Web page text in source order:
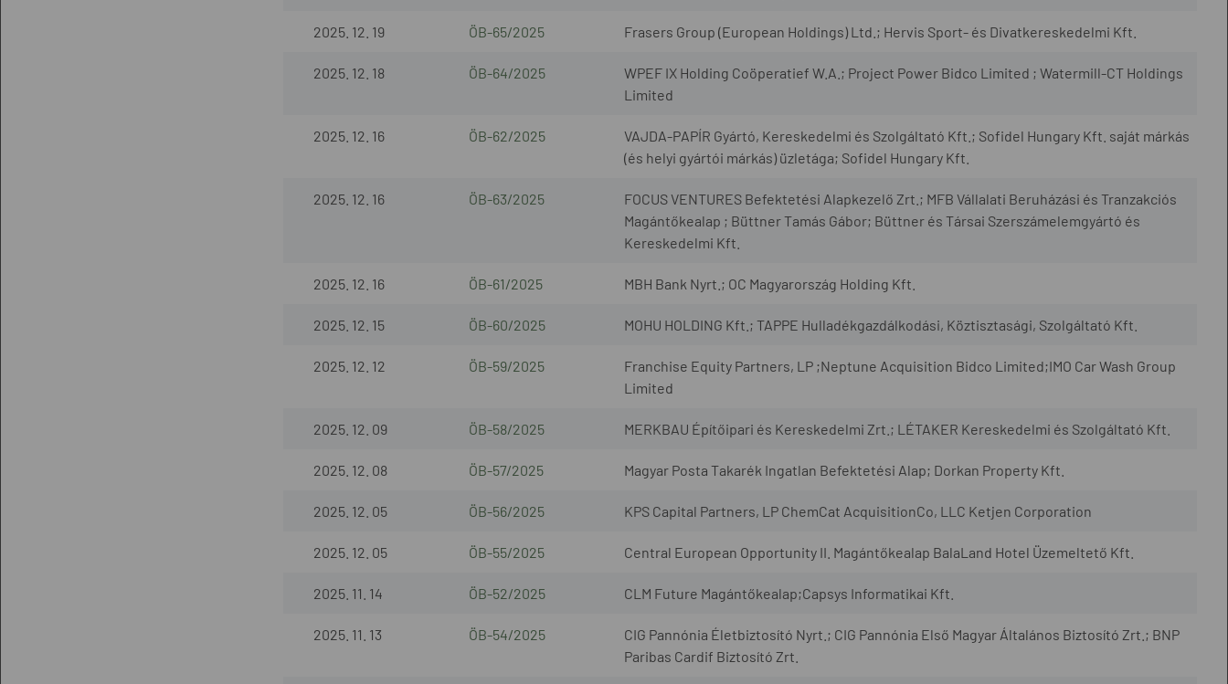
2025. 12. 19 ÖB-65/2025 Frasers Group (European Holdings) Ltd.; Hervis Sport- és Divatkereskedelmi Kft.
2025. 12. 18 ÖB-64/2025
WPEF IX Holding Coöperatief W.A.; Project Power Bidco Limited ; Watermill-CT Holdings
Limited
2025. 12. 16 ÖB-62/2025
VAJDA-PAPÍR Gyártó, Kereskedelmi és Szolgáltató Kft.; Sofidel Hungary Kft. saját márkás
(és helyi gyártói márkás) üzletága; Sofidel Hungary Kft.
2025. 12. 16 ÖB-63/2025
FOCUS VENTURES Befektetési Alapkezelő Zrt.; MFB Vállalati Beruházási és Tranzakciós
Magántőkealap ; Büttner Tamás Gábor; Büttner és Társai Szerszámelemgyártó és
Kereskedelmi Kft.
2025. 12. 16 ÖB-61/2025 MBH Bank Nyrt.; OC Magyarország Holding Kft.
2025. 12. 15 ÖB-60/2025 MOHU HOLDING Kft.; TAPPE Hulladékgazdálkodási, Köztisztasági, Szolgáltató Kft.
2025. 12. 12 ÖB-59/2025
Franchise Equity Partners, LP ;Neptune Acquisition Bidco Limited;IMO Car Wash Group
Limited
2025. 12. 09 ÖB-58/2025 MERKBAU Építőipari és Kereskedelmi Zrt.; LÉTAKER Kereskedelmi és Szolgáltató Kft.
2025. 12. 08 ÖB-57/2025 Magyar Posta Takarék Ingatlan Befektetési Alap; Dorkan Property Kft.
2025. 12. 05 ÖB-56/2025 KPS Capital Partners, LP ChemCat AcquisitionCo, LLC Ketjen Corporation
2025. 12. 05 ÖB-55/2025 Central European Opportunity II. Magántőkealap BalaLand Hotel Üzemeltető Kft.
2025. 11. 14 ÖB-52/2025 CLM Future Magántőkealap;Capsys Informatikai Kft.
2025. 11. 13 ÖB-54/2025
CIG Pannónia Életbiztosító Nyrt.; CIG Pannónia Első Magyar Általános Biztosító Zrt.; BNP
Paribas Cardif Biztosító Zrt.